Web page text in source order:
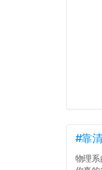
#靠
物理